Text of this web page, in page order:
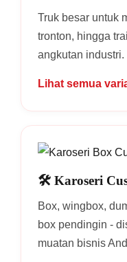
Truk besar untuk
tronton, hingga
angkutan industri.
Lihat semua
🛠️ Karoseri
Box, wingbox,
box pendingin -
muatan bisnis